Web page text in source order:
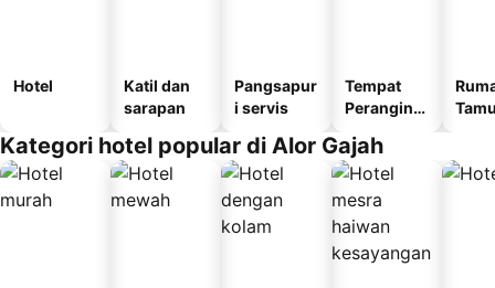
Hotel
Katil dan
sarapan
Pangsapur
i servis
Tempat
Perangina
Kategori hotel popular di Alor Gajah